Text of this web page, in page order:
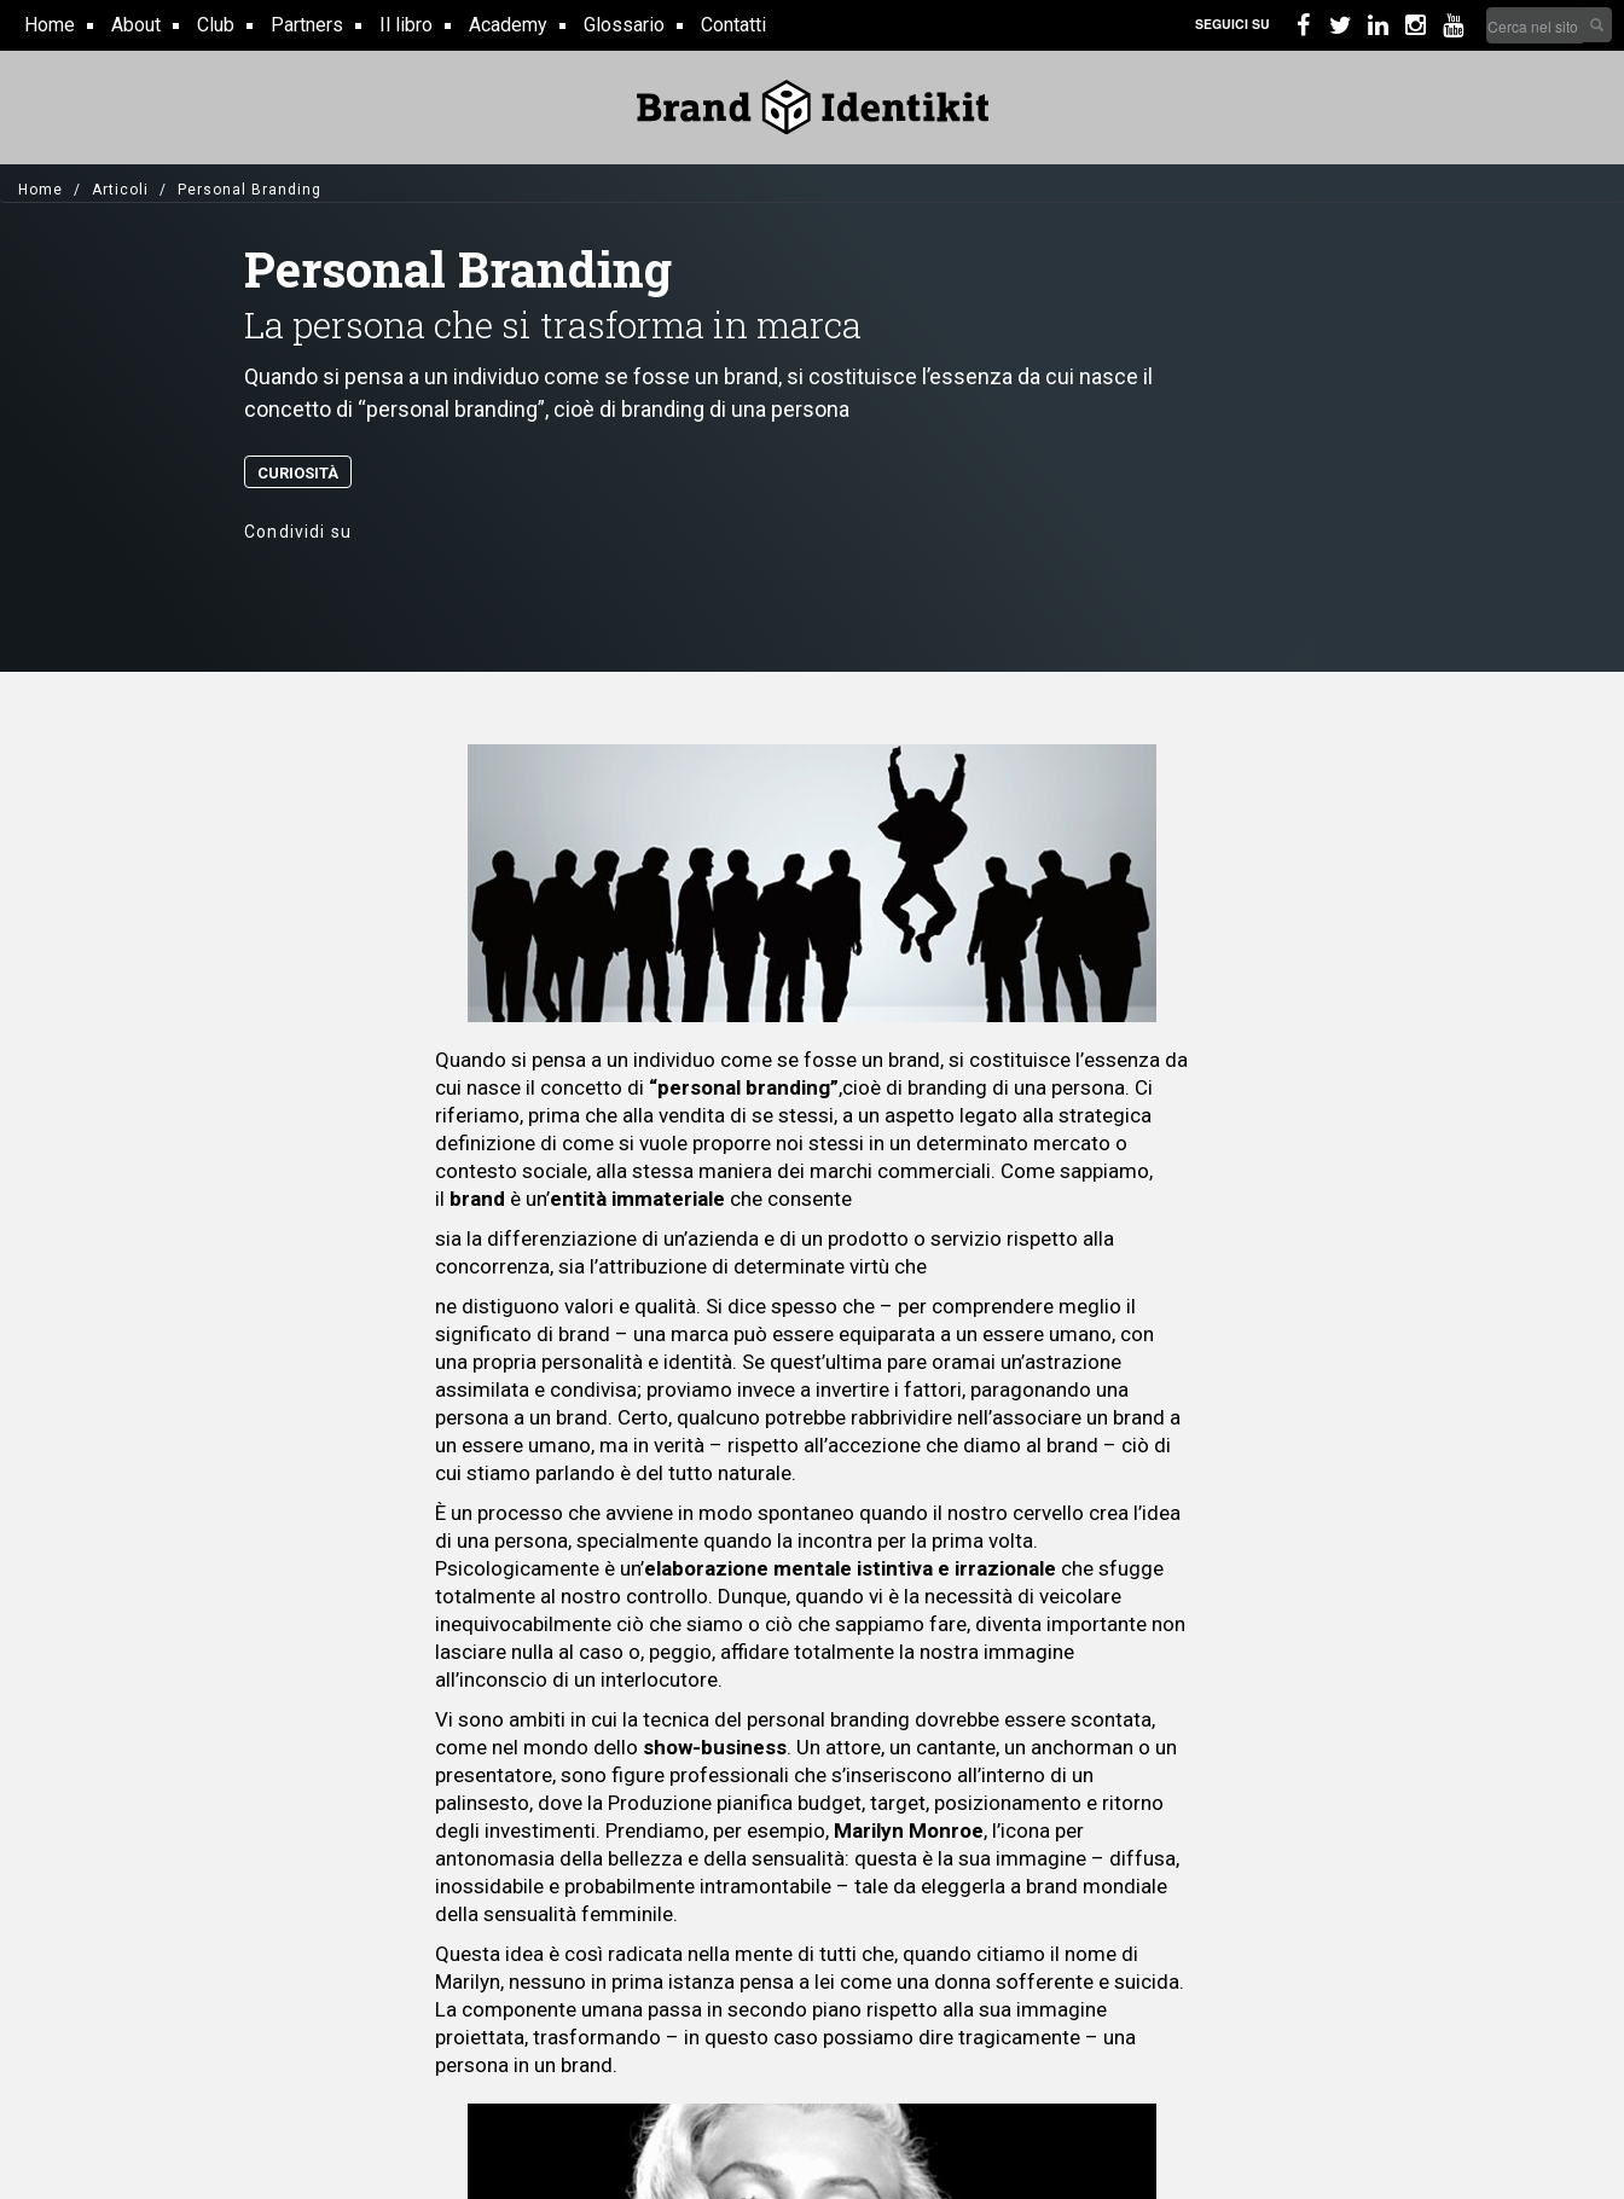
Skip
Home About Club Partners Il libro Academy Glossario Contatti SEGUICI SU
Search
Home Articoli Personal Branding
Personal Branding
La persona che si trasforma in marca
Quando si pensa a un individuo come se fosse un brand, si costituisce l’essenza da cui nasce il
concetto di “personal branding”, cioè di branding di una persona
CURIOSITÀ
Condividi su
Quando si pensa a un individuo come se fosse un brand, si costituisce l’essenza da
cui nasce il concetto di “personal branding”,cioè di branding di una persona. Ci
riferiamo, prima che alla vendita di se stessi, a un aspetto legato alla strategica
definizione di come si vuole proporre noi stessi in un determinato mercato o
contesto sociale, alla stessa maniera dei marchi commerciali. Come sappiamo,
il brand è un’entità immateriale che consente
sia la differenziazione di un’azienda e di un prodotto o servizio rispetto alla
concorrenza, sia l’attribuzione di determinate virtù che
ne distiguono valori e qualità. Si dice spesso che – per comprendere meglio il
significato di brand – una marca può essere equiparata a un essere umano, con
una propria personalità e identità. Se quest’ultima pare oramai un’astrazione
assimilata e condivisa; proviamo invece a invertire i fattori, paragonando una
persona a un brand. Certo, qualcuno potrebbe rabbrividire nell’associare un brand a
un essere umano, ma in verità – rispetto all’accezione che diamo al brand – ciò di
cui stiamo parlando è del tutto naturale.
È un processo che avviene in modo spontaneo quando il nostro cervello crea l’idea
di una persona, specialmente quando la incontra per la prima volta.
Psicologicamente è un’elaborazione mentale istintiva e irrazionale che sfugge
totalmente al nostro controllo. Dunque, quando vi è la necessità di veicolare
inequivocabilmente ciò che siamo o ciò che sappiamo fare, diventa importante non
lasciare nulla al caso o, peggio, affidare totalmente la nostra immagine
all’inconscio di un interlocutore.
Vi sono ambiti in cui la tecnica del personal branding dovrebbe essere scontata,
come nel mondo dello show-business. Un attore, un cantante, un anchorman o un
presentatore, sono figure professionali che s’inseriscono all’interno di un
palinsesto, dove la Produzione pianifica budget, target, posizionamento e ritorno
degli investimenti. Prendiamo, per esempio, Marilyn Monroe, l’icona per
antonomasia della bellezza e della sensualità: questa è la sua immagine – diffusa,
inossidabile e probabilmente intramontabile – tale da eleggerla a brand mondiale
della sensualità femminile.
Questa idea è così radicata nella mente di tutti che, quando citiamo il nome di
Marilyn, nessuno in prima istanza pensa a lei come una donna sofferente e suicida.
La componente umana passa in secondo piano rispetto alla sua immagine
proiettata, trasformando – in questo caso possiamo dire tragicamente – una
persona in un brand.